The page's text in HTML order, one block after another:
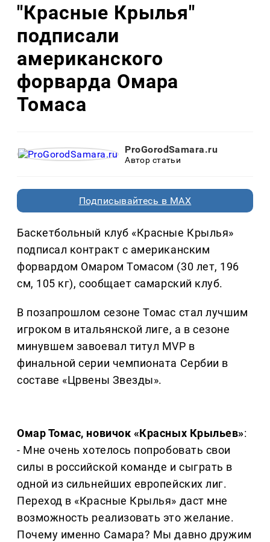
"Красные Крылья"
подписали
американского
форварда Омара
Томаса
ProGorodSamara.ru
Автор статьи
Подписывайтесь в MAX
Баскетбольный клуб «Красные Крылья»
подписал контракт с американским
форвардом Омаром Томасом (30 лет, 196
см, 105 кг), сообщает самарский клуб.
В позапрошлом сезоне Томас стал лучшим
игроком в итальянской лиге, а в сезоне
минувшем завоевал титул MVP в
финальной серии чемпионата Сербии в
составе «Црвены Звезды».
Омар Томас, новичок «Красных Крыльев»:
- Мне очень хотелось попробовать свои
силы в российской команде и сыграть в
одной из сильнейших европейских лиг.
Переход в «Красные Крылья» даст мне
возможность реализовать это желание.
Почему именно Самара? Мы давно дружим